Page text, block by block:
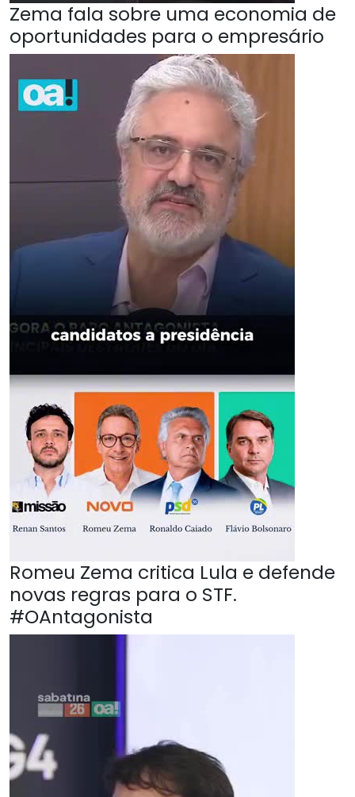
Zema fala sobre uma economia de
oportunidades para o empresário
Romeu Zema critica Lula e defende
novas regras para o STF.
#OAntagonista